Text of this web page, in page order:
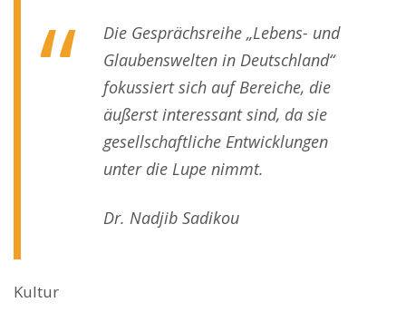
Die Gesprächsreihe „Lebens- und
Glaubenswelten in Deutschland“
fokussiert sich auf Bereiche, die
äußerst interessant sind, da sie
gesellschaftliche Entwicklungen
unter die Lupe nimmt.
Dr. Nadjib Sadikou
Kultur